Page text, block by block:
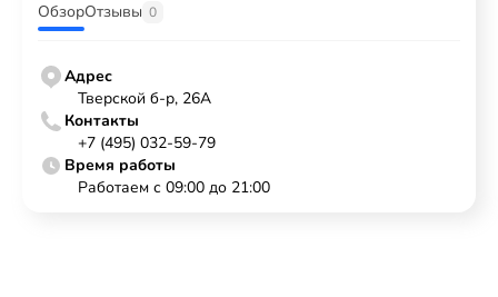
ОбзорОтзывы 0
Адрес
Тверской б-р, 26А
Контакты
+7 (495) 032-59-79
Время работы
Работаем с 09:00 до 21:00